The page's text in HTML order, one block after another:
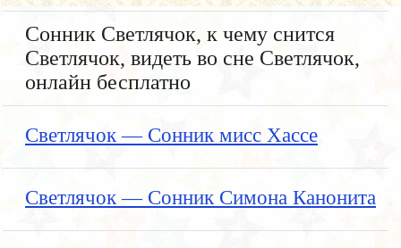
Сонник Светлячок, к чему снится
Светлячок, видеть во сне Светлячок,
онлайн бесплатно
Светлячок — Сонник мисс Хассе
Светлячок — Сонник Симона Канонита